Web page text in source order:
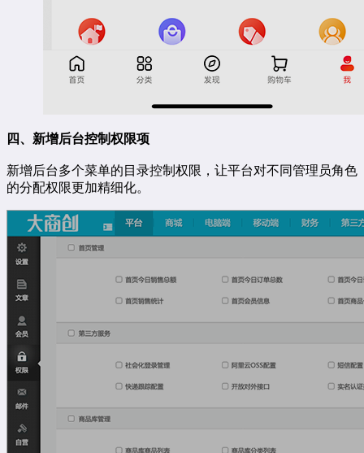
四、新增后台控制权限项
新增后台多个菜单的目录控制权限，让平台对不同管理员角色
的分配权限更加精细化。